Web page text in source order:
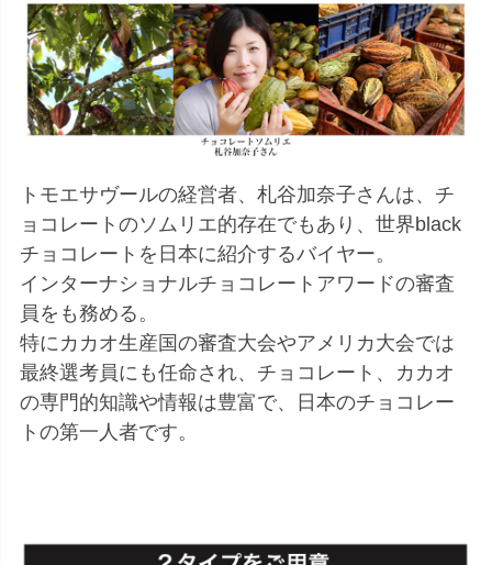
トモエサヴールの経営者、札谷加奈子さんは、チ
ョコレートのソムリエ的存在でもあり、世界black
チョコレートを日本に紹介するバイヤー。
インターナショナルチョコレートアワードの審査
員をも務める。
特にカカオ生産国の審査大会やアメリカ大会では
最終選考員にも任命され、チョコレート、カカオ
の専門的知識や情報は豊富で、日本のチョコレー
トの第一人者です。